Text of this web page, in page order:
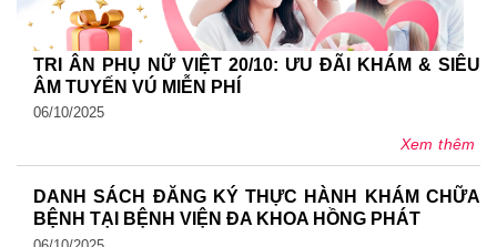
TRI ÂN PHỤ NỮ VIỆT 20/10: ƯU ĐÃI KHÁM & SIÊU
ÂM TUYẾN VÚ MIỄN PHÍ
06/10/2025
Xem thêm
DANH SÁCH ĐĂNG KÝ THỰC HÀNH KHÁM CHỮA
BỆNH TẠI BỆNH VIỆN ĐA KHOA HỒNG PHÁT